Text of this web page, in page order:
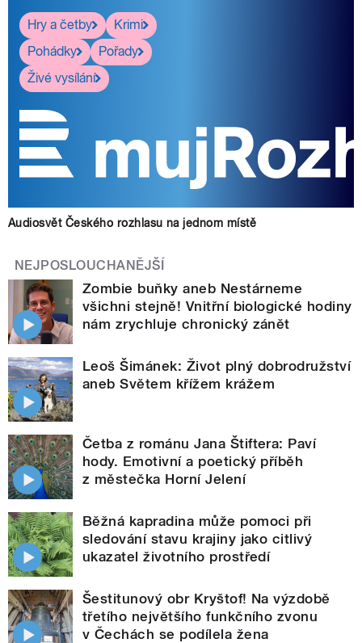
Hry a četby
Krimi
Pohádky
Pořady
Živé vysílání
Audiosvět Českého rozhlasu na jednom místě
NEJPOSLOUCHANĚJŠÍ
Zombie buňky aneb Nestárneme
všichni stejně! Vnitřní biologické hodiny
nám zrychluje chronický zánět
Leoš Šimánek: Život plný dobrodružství
aneb Světem křížem krážem
Četba z románu Jana Štiftera: Paví
hody. Emotivní a poetický příběh
z městečka Horní Jelení
Běžná kapradina může pomoci při
sledování stavu krajiny jako citlivý
ukazatel životního prostředí
Šestitunový obr Kryštof! Na výzdobě
třetího největšího funkčního zvonu
v Čechách se podílela žena